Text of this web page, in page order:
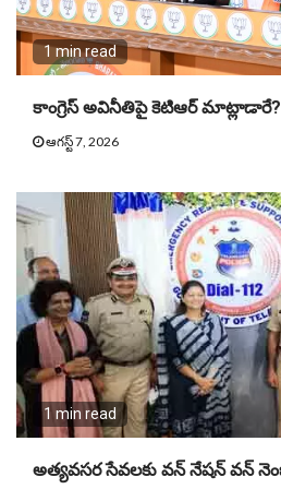
1 min read
కాంగ్రెస్ అవినీతిపై కెటిఆర్ మాట్లాడారే?
ఆగస్ట్ 7, 2026
1 min read
అత్యవసర సేవలకు వన్ నేషన్ వన్